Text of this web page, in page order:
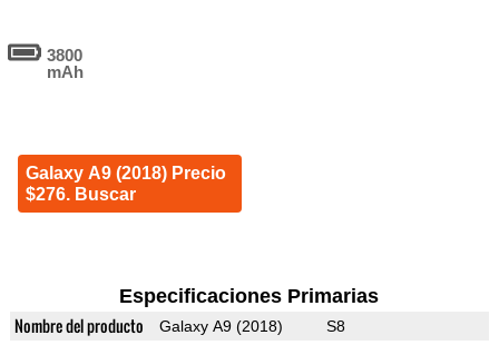
3800
mAh
Galaxy A9 (2018) Precio
$276. Buscar
Especificaciones Primarias
Nombre del producto Galaxy A9 (2018) S8